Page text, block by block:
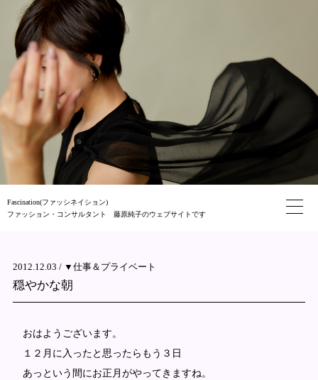
Fascination(ファッシネイション)
ファッション・コンサルタント 藤原純子のウェブサイトです
2012.12.03 / ▼仕事＆プライベート
穏やかな朝
おはようございます。
１２月に入ったと思ったらもう３日
あっという間にお正月がやってきますね。